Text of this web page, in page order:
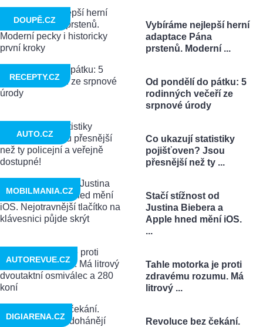
Vybíráme nejlepší herní
adaptace Pána
prstenů. Moderní ...
DOUPĚ.CZ
Od pondělí do pátku: 5
rodinných večeří ze
srpnové úrody
RECEPTY.CZ
Co ukazují statistiky
pojišťoven? Jsou
přesnější než ty ...
AUTO.CZ
Stačí stížnost od
Justina Biebera a
Apple hned mění iOS.
...
MOBILMANIA.CZ
Tahle motorka je proti
zdravému rozumu. Má
litrový ...
AUTOREVUE.CZ
Revoluce bez čekání.
DIGIARENA.CZ